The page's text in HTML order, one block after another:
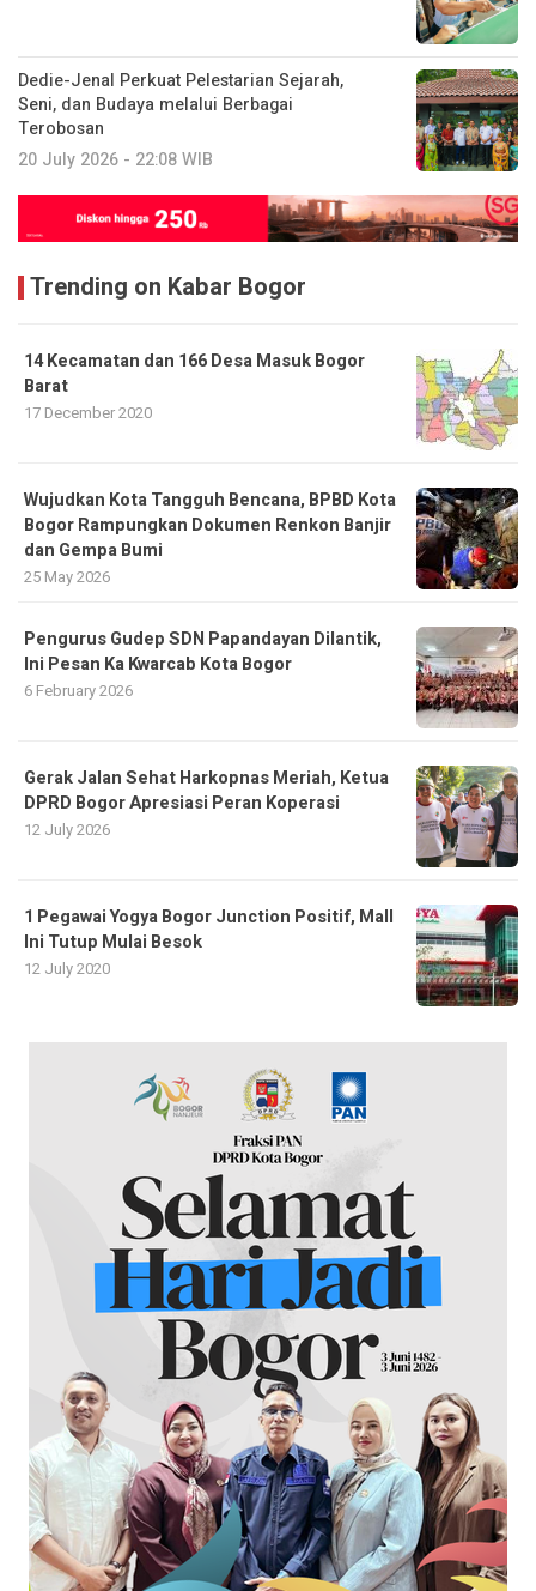
Dedie-Jenal Perkuat Pelestarian Sejarah,
Seni, dan Budaya melalui Berbagai
Terobosan
20 July 2026 - 22:08 WIB
Trending on Kabar Bogor
14 Kecamatan dan 166 Desa Masuk Bogor
Barat
17 December 2020
​Wujudkan Kota Tangguh Bencana, BPBD Kota
Bogor Rampungkan Dokumen Renkon Banjir
dan Gempa Bumi
25 May 2026
Pengurus Gudep SDN Papandayan Dilantik,
Ini Pesan Ka Kwarcab Kota Bogor
6 February 2026
Gerak Jalan Sehat Harkopnas Meriah, Ketua
DPRD Bogor Apresiasi Peran Koperasi
12 July 2026
1 Pegawai Yogya Bogor Junction Positif, Mall
Ini Tutup Mulai Besok
12 July 2020